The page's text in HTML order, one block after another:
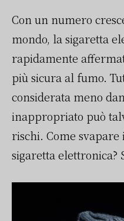
Con un numero
mondo, la sigaretta
rapidamente
più sicura al fumo.
considerata meno
inappropriato può
rischi. Come svapare
sigaretta elettronica?